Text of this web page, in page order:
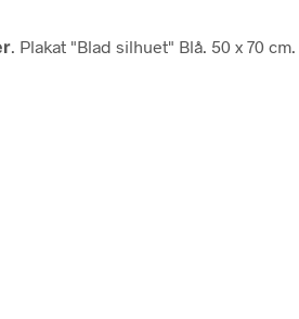
. Plakat "Blad silhuet" Blå. 50 x 70 cm.